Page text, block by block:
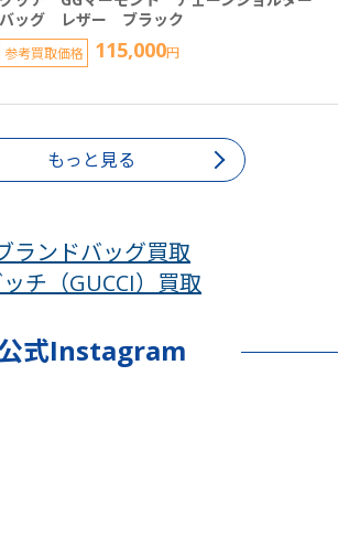
バッグ レザー ブラック
参考買取価格 115,000円
もっと見る
ランドバッグ買取
チ（GUCCI）買取
式Instagram